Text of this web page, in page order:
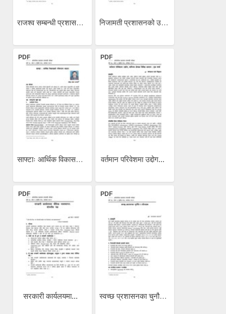
राजश्व सम्बन्धी प्रशासकीय... निजामती प्रशासनको उत्तम...
PDF
साफ्टाः आर्थिक विकासको...
PDF
वर्तमान परिवेशमा उद्दोग...
PDF
सरकारी कार्यलयमा...
PDF
स्वच्छ प्रशासनका चुनौति र...